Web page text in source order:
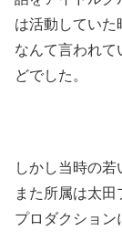
は活動していた
なんて言われて
どでした。
しかし当時の若
また所属は太
プロダクション